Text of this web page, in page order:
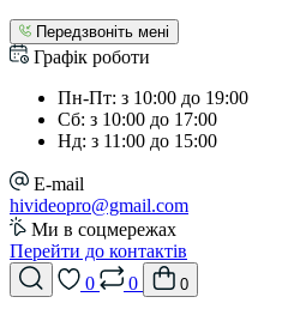
Передзвоніть мені
Графік роботи
Пн-Пт: з 10:00 до 19:00
Сб: з 10:00 до 17:00
Нд: з 11:00 до 15:00
E-mail
hivideopro@gmail.com
Ми в соцмережах
Перейти до контактів
0
0 0